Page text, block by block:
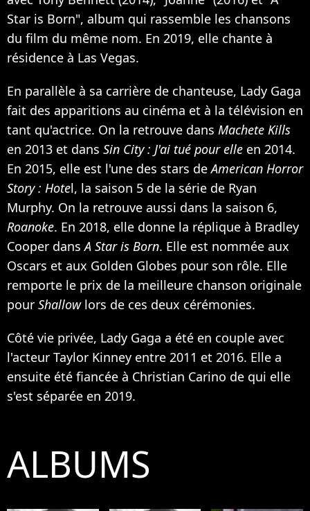
Star is Born", album qui rassemble les chansons
du film du même nom. En 2019, elle chante à
résidence à Las Vegas.
En parallèle à sa carrière de chanteuse, Lady Gaga
fait des apparitions au cinéma et à la télévision en
tant qu'actrice. On la retrouve dans Machete Kills
en 2013 et dans Sin City : J'ai tué pour elle en 2014.
En 2015, elle est l'une des stars deAmerican Horror
Story : Hotel, la saison 5 de la série de Ryan
Murphy. On la retrouve aussi dans la saison 6,
Roanoke. En 2018, elle donne la réplique à Bradley
Cooper dansA Star is Born. Elle est nommée aux
Oscars et aux Golden Globes pour son rôle. Elle
remporte le prix de la meilleure chanson originale
pour Shallowlors de ces deux cérémonies.
Côté vie privée, Lady Gaga a été en couple avec
l'acteur Taylor Kinney entre 2011 et 2016. Elle a
ensuite été fiancée à Christian Carino de qui elle
s'est séparée en 2019.
ALBUMS